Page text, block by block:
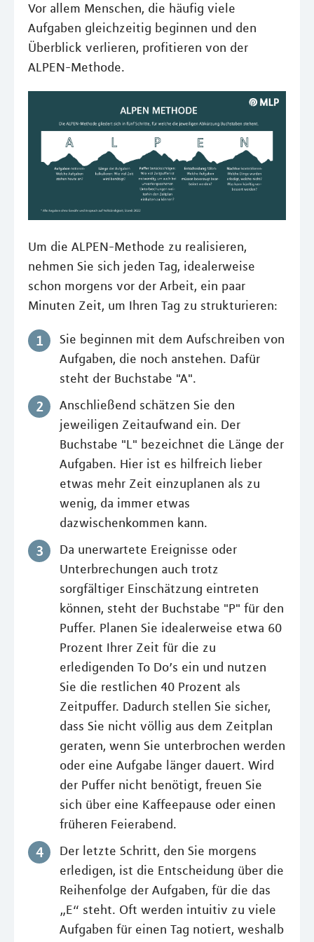
Vor allem Menschen, die häufig viele
Aufgaben gleichzeitig beginnen und den
Überblick verlieren, profitieren von der
ALPEN-Methode.
Um die ALPEN-Methode zu realisieren,
nehmen Sie sich jeden Tag, idealerweise
schon morgens vor der Arbeit, ein paar
Minuten Zeit, um Ihren Tag zu strukturieren:
Sie beginnen mit dem Aufschreiben von
Aufgaben, die noch anstehen. Dafür
steht der Buchstabe "A".
Anschließend schätzen Sie den
jeweiligen Zeitaufwand ein. Der
Buchstabe "L" bezeichnet die Länge der
Aufgaben. Hier ist es hilfreich lieber
etwas mehr Zeit einzuplanen als zu
wenig, da immer etwas
dazwischenkommen kann.
Da unerwartete Ereignisse oder
Unterbrechungen auch trotz
sorgfältiger Einschätzung eintreten
können, steht der Buchstabe "P" für den
Puffer. Planen Sie idealerweise etwa 60
Prozent Ihrer Zeit für die zu
erledigenden To Do’s ein und nutzen
Sie die restlichen 40 Prozent als
Zeitpuffer. Dadurch stellen Sie sicher,
dass Sie nicht völlig aus dem Zeitplan
geraten, wenn Sie unterbrochen werden
oder eine Aufgabe länger dauert. Wird
der Puffer nicht benötigt, freuen Sie
sich über eine Kaffeepause oder einen
früheren Feierabend.
Der letzte Schritt, den Sie morgens
erledigen, ist die Entscheidung über die
Reihenfolge der Aufgaben, für die das
„E“ steht. Oft werden intuitiv zu viele
Aufgaben für einen Tag notiert, weshalb